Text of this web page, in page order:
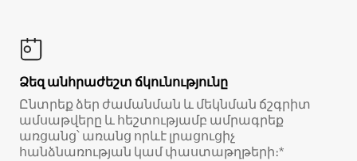
Ձեզ անհրաժեշտ ճկունությունը
Ընտրեք ձեր ժամանման և մեկնման ճշգրիտ
ամսաթվերը և հեշտությամբ ամրագրեք
առցանց՝ առանց որևէ լրացուցիչ
հանձնառության կամ փաստաթղթերի։*